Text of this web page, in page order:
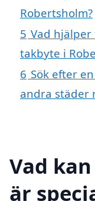
Robertsholm?
5 Vad
takbyte i
6 Sök efter
andra städer
Vad
är